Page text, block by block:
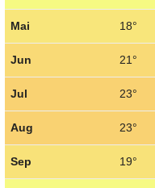
Mai 18°
Jun 21°
Jul 23°
Aug 23°
Sep 19°